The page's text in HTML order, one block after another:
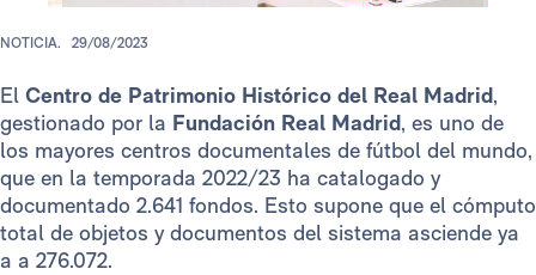
NOTICIA. 29/08/2023
El Centro de Patrimonio Histórico del Real Madrid,
gestionado por la Fundación Real Madrid, es uno de
los mayores centros documentales de fútbol del mundo,
que en la temporada 2022/23 ha catalogado y
documentado 2.641 fondos. Esto supone que el cómputo
total de objetos y documentos del sistema asciende ya
a a 276.072.